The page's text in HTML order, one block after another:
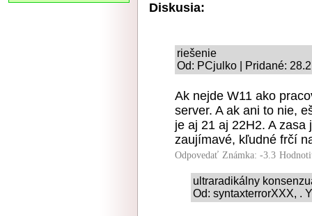
Diskusia:
riešenie
Od: PCjulko | Pridané:
Ak nejde W11 ako
server. A ak ani to nie,
je aj 21 aj 22H2. A zasa
zaujímavé, kľudné frčí
Odpovedať Známka: -3.3
ultraradikálny
Od: syntaxterrorXXX, .